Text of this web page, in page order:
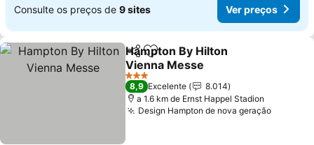
Consulte os preços de 9 sites Ver preços
PartilharAdicionar aos favoritos
Hampton By Hilton
Vienna Messe
3 Estrelas
8,9 Excelente
8.014
a 1.6 km de Ernst Happel Stadion
Design Hampton de nova geração